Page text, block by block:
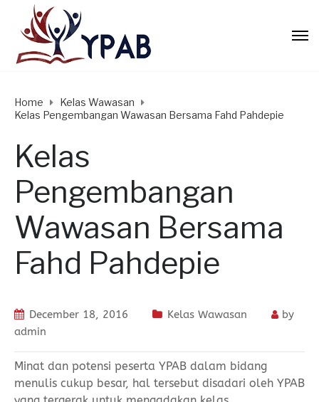
Home
Kelas Wawasan
Kelas Pengembangan Wawasan Bersama Fahd Pahdepie
Kelas
Pengembangan
Wawasan Bersama
Fahd Pahdepie
December 18, 2016 Kelas Wawasan
by
admin
Minat dan potensi peserta YPAB dalam bidang
menulis cukup besar, hal tersebut disadari oleh YPAB